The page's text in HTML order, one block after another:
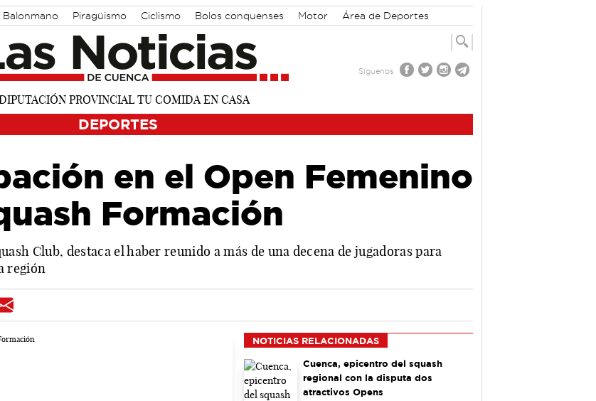
Balonmano Piragüismo Ciclismo Bolos conquenses Motor Área de Deportes
Síguenos
DEPORTES
en el Open Femenino
Formación
Club, destaca el haber reunido a más de una decena de jugadoras para
región
NOTICIAS RELACIONADAS
Cuenca, epicentro del squash
regional con la disputa dos
atractivos Opens